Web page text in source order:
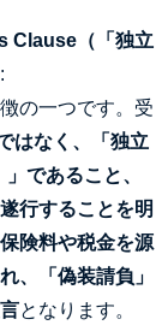
Clause（「独立
:
の一つです。受
はなく、「独立
であること、
行することを明
険料や税金を源
、「偽装請負」
となります。